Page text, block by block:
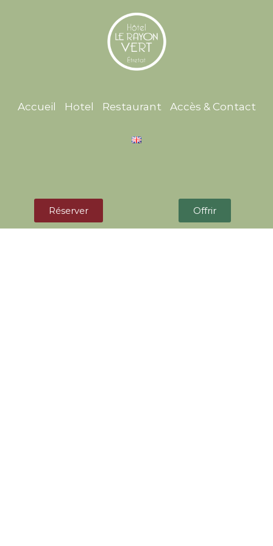
Accueil Hotel Restaurant Accès & Contact
Réserver Offrir